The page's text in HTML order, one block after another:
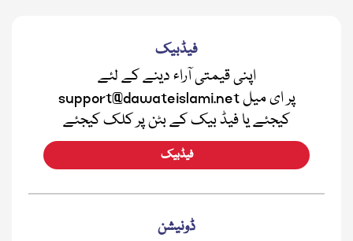
فیڈبیک
اپنی قیمتی آراء دینے کے لئے
support@dawateislami.net پر ای میل
کیجئے یا فیڈ بیک کے بٹن پر کلک کیجئے
فیڈبیک
ڈونیشن